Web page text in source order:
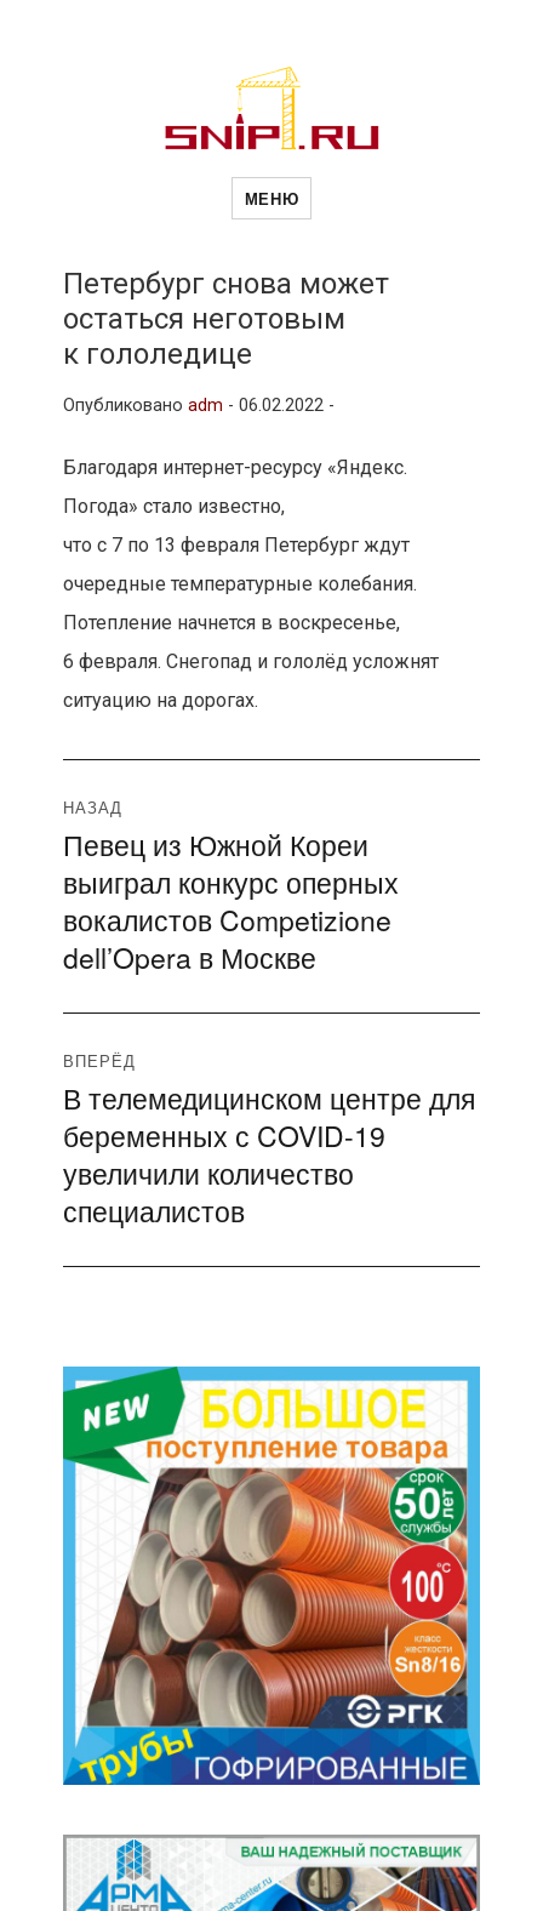
Новости
МЕНЮ
Петербург снова может
остаться неготовым
к гололедице
Опубликовано adm - 06.02.2022 -
Благодаря интернет-ресурсу «Яндекс.
Погода» стало известно,
что с 7 по 13 февраля Петербург ждут
очередные температурные колебания.
Потепление начнется в воскресенье,
6 февраля. Снегопад и гололёд усложнят
ситуацию на дорогах.
Навигация
по
записям
НАЗАД
Предыдущая
запись:
Певец из Южной Кореи
выиграл конкурс оперных
вокалистов Competizione
dell’Opera в Москве
ВПЕРЁД
Следующая
запись:
В телемедицинском центре для
беременных с COVID-19
увеличили количество
специалистов